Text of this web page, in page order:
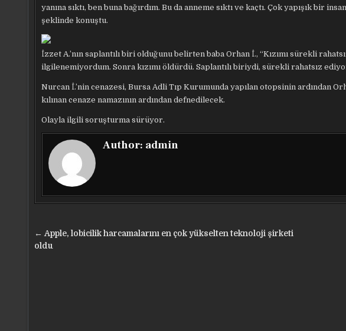
yanına sıktı, ben buna bağırdım. Bu da anneme sıktı ve kaçtı. Çok yapışık bir
şeklinde konuştu.
İzzet A.’nın saplantılı biri olduğunu belirten baba Orhan İ., “Kızımı sürekli
ilgilenemiyordum. Sonra kızımı öldürdü. Saplantılı biriydi, sürekli rahatsız
Nurcan İ.’nin cenazesi, Bursa Adli Tıp Kurumunda yapılan otopsinin ardından
kılınan cenaze namazının ardından defnedilecek.
Olayla ilgili soruşturma sürüyor.
Author: admin
Yazı
gezinmesi
← Apple, lobicilik harcamalarını en çok yükselten teknoloji şirketi
oldu